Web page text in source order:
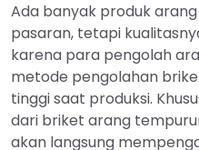
Ada banyak produk
pasaran, tetapi
karena para pengolah
metode pengolahan
tinggi saat produksi.
dari briket arang
akan langsung